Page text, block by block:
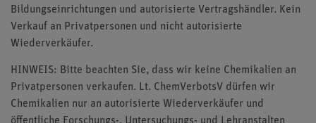
Bildungseinrichtungen und autorisierte Vertragshändler. Kein
Verkauf an Privatpersonen und nicht autorisierte
Wiederverkäufer.
HINWEIS: Bitte beachten Sie, dass wir keine Chemikalien an
Privatpersonen verkaufen. Lt. ChemVerbotsV dürfen wir
Chemikalien nur an autorisierte Wiederverkäufer und
öffentliche Forschungs-, Untersuchungs- und Lehranstalten